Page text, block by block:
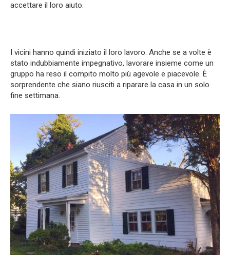
accettare il loro aiuto.
I vicini hanno quindi iniziato il loro lavoro. Anche se a volte è
stato indubbiamente impegnativo, lavorare insieme come un
gruppo ha reso il compito molto più agevole e piacevole. È
sorprendente che siano riusciti a riparare la casa in un solo
fine settimana.